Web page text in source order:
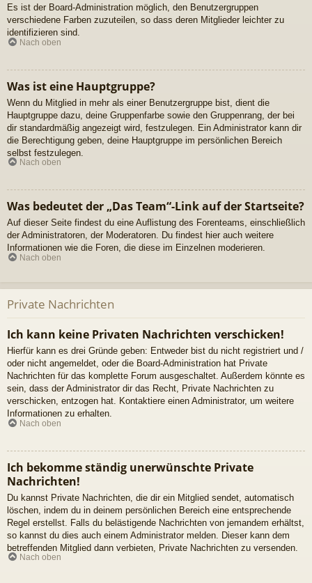
Es ist der Board-Administration möglich, den Benutzergruppen
verschiedene Farben zuzuteilen, so dass deren Mitglieder leichter zu
identifizieren sind.
Nach oben
Was ist eine Hauptgruppe?
Wenn du Mitglied in mehr als einer Benutzergruppe bist, dient die
Hauptgruppe dazu, deine Gruppenfarbe sowie den Gruppenrang, der bei
dir standardmäßig angezeigt wird, festzulegen. Ein Administrator kann dir
die Berechtigung geben, deine Hauptgruppe im persönlichen Bereich
selbst festzulegen.
Nach oben
Was bedeutet der „Das Team“-Link auf der Startseite?
Auf dieser Seite findest du eine Auflistung des Forenteams, einschließlich
der Administratoren, der Moderatoren. Du findest hier auch weitere
Informationen wie die Foren, die diese im Einzelnen moderieren.
Nach oben
Private Nachrichten
Ich kann keine Privaten Nachrichten verschicken!
Hierfür kann es drei Gründe geben: Entweder bist du nicht registriert und /
oder nicht angemeldet, oder die Board-Administration hat Private
Nachrichten für das komplette Forum ausgeschaltet. Außerdem könnte es
sein, dass der Administrator dir das Recht, Private Nachrichten zu
verschicken, entzogen hat. Kontaktiere einen Administrator, um weitere
Informationen zu erhalten.
Nach oben
Ich bekomme ständig unerwünschte Private
Nachrichten!
Du kannst Private Nachrichten, die dir ein Mitglied sendet, automatisch
löschen, indem du in deinem persönlichen Bereich eine entsprechende
Regel erstellst. Falls du belästigende Nachrichten von jemandem erhältst,
so kannst du dies auch einem Administrator melden. Dieser kann dem
betreffenden Mitglied dann verbieten, Private Nachrichten zu versenden.
Nach oben